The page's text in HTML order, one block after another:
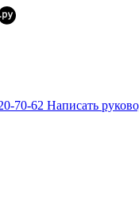
70-62 Написать